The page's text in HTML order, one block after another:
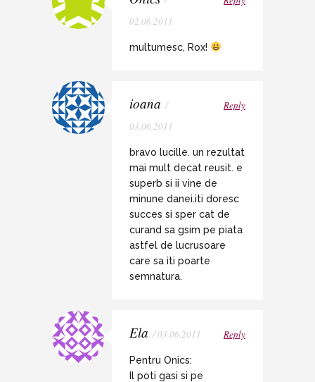
02.06.2011
multumesc, Rox!
ioana /
03.06.2011
Reply
bravo lucille. un rezultat
mai mult decat reusit. e
superb si ii vine de
minune danei.iti doresc
succes si sper cat de
curand sa gsim pe piata
astfel de lucrusoare
care sa iti poarte
semnatura.
Ela / 03.06.2011 Reply
Pentru Onics:
Il poti gasi si pe